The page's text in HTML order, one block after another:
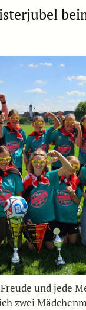
und jede
zwei